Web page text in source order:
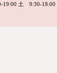
19:00 土 9:30-18:00